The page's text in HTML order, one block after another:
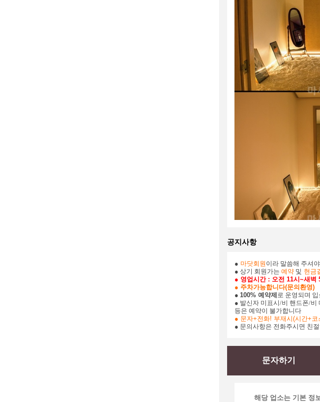
공지사항
● 마닷회원 이라 말씀해 주셔야
● 상기 회원가는 예약 및 현금
● 영업시간: 오전 11시~새벽
● 주차가능합니다(문의환영)
● 100% 예약제 로 운영되며
● 발신자 미표시/비 핸드폰/
등은 예약이 불가합니다
● 문자+전화! 부재시(시간+코
● 문의사항은 전화주시면 친
문자하기
해당 업소는 기본 정